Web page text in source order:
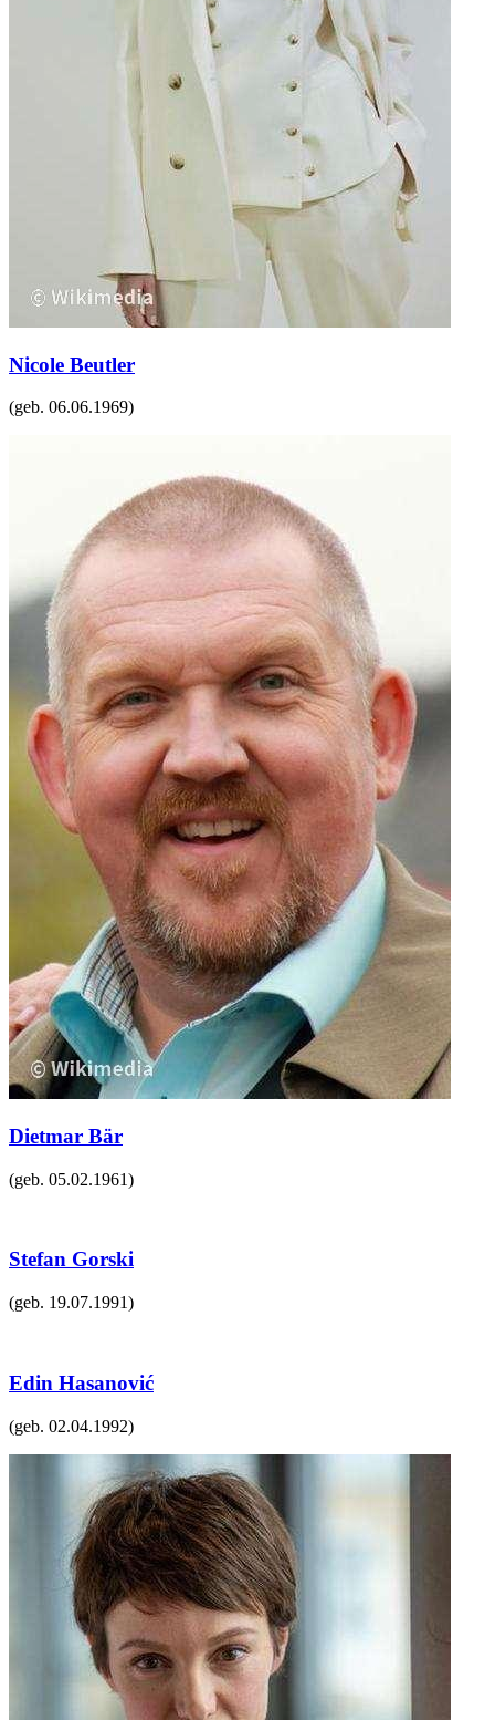
Nicole Beutler
(geb. 06.06.1969)
Dietmar Bär
(geb. 05.02.1961)
Stefan Gorski
(geb. 19.07.1991)
Edin Hasanović
(geb. 02.04.1992)